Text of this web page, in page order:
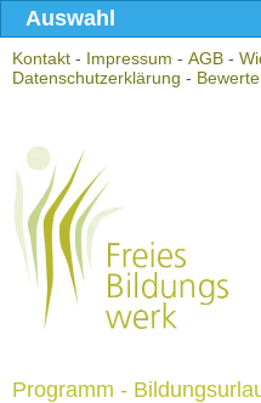
Kontakt - Impressum - AGB -
Datenschutzerklärung -
Programm -
Auswahl